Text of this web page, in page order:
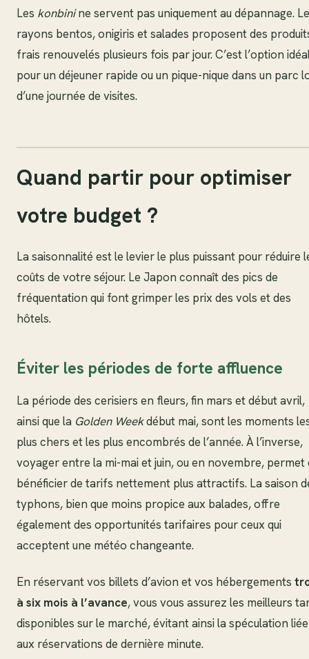
Les konbinine servent pas uniquement au dépannage.
rayons bentos, onigiris et salades proposent des
frais renouvelés plusieurs fois par jour. C’est l’option
pour un déjeuner rapide ou un pique-nique dans un parc
d’une journée de visites.
Quand partir pour optimiser
votre budget ?
La saisonnalité est le levier le plus puissant pour réduire
coûts de votre séjour. Le Japon connaît des pics de
fréquentation qui font grimper les prix des vols et des
hôtels.
Éviter les périodes de forte affluence
La période des cerisiers en fleurs, fin mars et début avril,
ainsi que la Golden Weekdébut mai, sont les moments
plus chers et les plus encombrés de l’année. À l’inverse,
voyager entre la mi-mai et juin, ou en novembre, permet
bénéficier de tarifs nettement plus attractifs. La saison
typhons, bien que moins propice aux balades, offre
également des opportunités tarifaires pour ceux qui
acceptent une météo changeante.
En réservant vos billets d’avion et vos hébergements
à six mois à l’avance, vous vous assurez les meilleurs
disponibles sur le marché, évitant ainsi la spéculation liée
aux réservations de dernière minute.